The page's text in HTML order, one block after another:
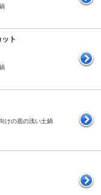
ト
けの底の浅い土鍋